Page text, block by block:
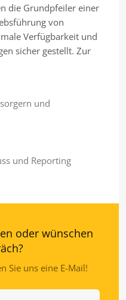
die Grundpfeiler einer
von
Verfügbarkeit und
sicher gestellt. Zur
und
und Reporting
oder wünschen
Sie uns eine E-Mail!